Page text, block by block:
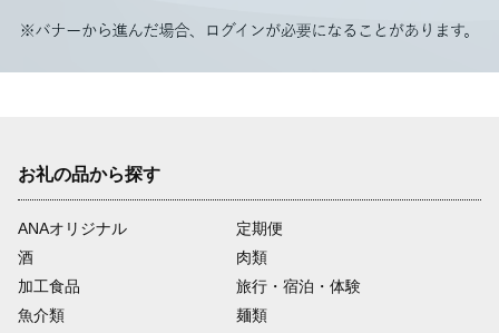
お礼の品から探す
ANAオリジナル
定期便
酒
肉類
加工食品
旅行・宿泊・体験
魚介類
麺類